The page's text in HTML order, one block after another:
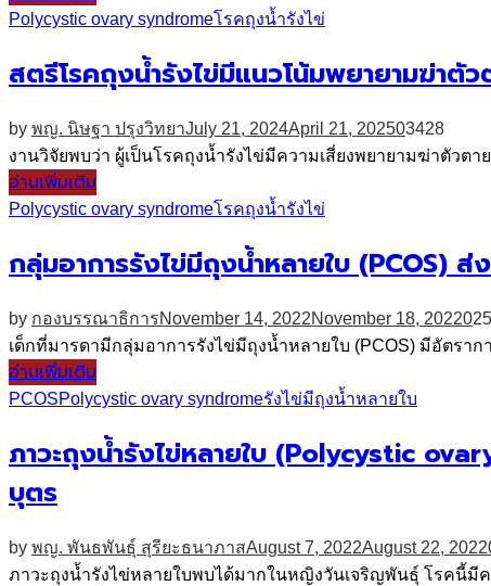
Polycystic ovary syndromeโรคถุงน้ำรังไข่
สตรีโรคถุงน้ำรังไข่มีแนวโน้มพยายามฆ่าตัว
by พญ. นิษฐา ปรุงวิทยาJuly 21, 2024April 21, 202503428
งานวิจัยพบว่า ผู้เป็นโรคถุงน้ำรังไข่มีความเสี่ยงพยายามฆ่าตัวตา
อ่านเพิ่มเติม
Polycystic ovary syndromeโรคถุงน้ำรังไข่
กลุ่มอาการรังไข่มีถุงน้ำหลายใบ (PCOS)
by กองบรรณาธิการNovember 14, 2022November 18, 20220
เด็กที่มารดามีกลุ่มอาการรังไข่มีถุงน้ำหลายใบ (PCOS) มีอัตรา
อ่านเพิ่มเติม
PCOSPolycystic ovary syndromeรังไข่มีถุงน้ำหลายใบ
ภาวะถุงน้ำรังไข่หลายใบ (Polycystic
บุตร
by พญ. พันธพันธุ์ สุรียะธนาภาสAugust 7, 2022August 22, 2022
ภาวะถุงน้ำรังไข่หลายใบพบได้มากในหญิงวันเจริญพันธุ์ โรคนี้มี